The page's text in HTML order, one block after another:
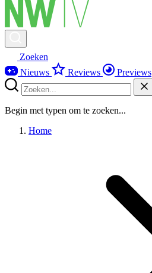
Zoeken
Nieuws
Reviews Previews
Begin met typen om te zoeken...
Home